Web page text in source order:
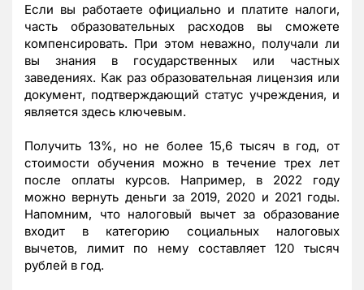
Если вы работаете официально и платите налоги,
часть образовательных расходов вы сможете
компенсировать. При этом неважно, получали ли
вы знания в государственных или частных
заведениях. Как раз образовательная лицензия или
документ, подтверждающий статус учреждения, и
является здесь ключевым.
Получить 13%, но не более 15,6 тысяч в год, от
стоимости обучения можно в течение трех лет
после оплаты курсов. Например, в 2022 году
можно вернуть деньги за 2019, 2020 и 2021 годы.
Напомним, что налоговый вычет за образование
входит в категорию социальных налоговых
вычетов, лимит по нему составляет 120 тысяч
рублей в год.